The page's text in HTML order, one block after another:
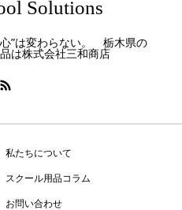
Solutions
”は変わらない。 栃木県の
は株式会社三和商店
私たちについて
スクール用品コラム
お問い合わせ